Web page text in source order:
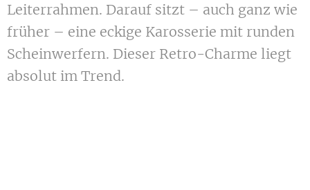
Leiterrahmen. Darauf sitzt – auch ganz wie
früher – eine eckige Karosserie mit runden
Scheinwerfern. Dieser Retro-Charme liegt
absolut im Trend.